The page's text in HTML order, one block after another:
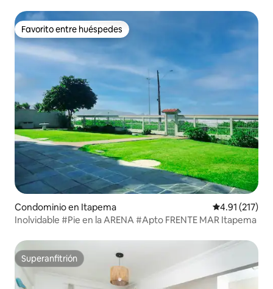
Favorito entre huéspedes
Favorito entre huéspedes
Condominio en Itapema Calificación
4.91 (217)
Inolvidable #Pie en la ARENA #Apto FRENTE MAR Itapema
Superanfitrión
Superanfitrión